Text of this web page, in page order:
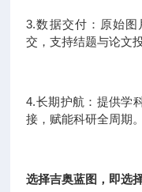
3.数据交付：原始
交，支持结题与论文投
4.长期护航：提供学
接，赋能科研全周期。
选择吉奥蓝图，即选